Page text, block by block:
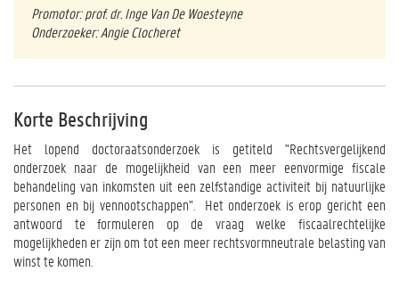
Promotor: prof. dr. IngeVan De Woesteyne
Onderzoeker: Angie Clocheret
Korte Beschrijving
Het lopend doctoraatsonderzoek is getiteld "Rechtsvergelijkend
onderzoek naar de mogelijkheid van een meer eenvormige fiscale
behandeling van inkomsten uit een zelfstandige activiteit bij natuurlijke
personen en bij vennootschappen”. Het onderzoek is erop gericht een
antwoord te formuleren op de vraagwelke fiscaalrechtelijke
mogelijkheden er zijn om tot een meer rechtsvormneutrale belasting van
winst te komen.